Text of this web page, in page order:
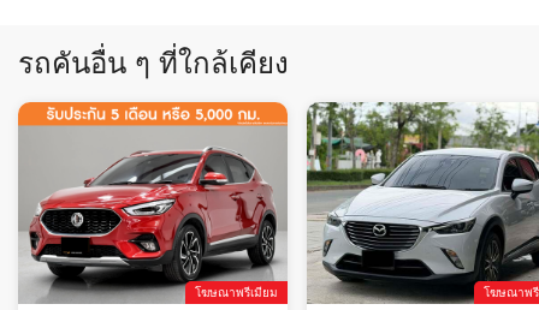
รถคันอื่น ๆ ที่ใกล้เคียง
โฆษณาพรีเมียม โฆษณาพ